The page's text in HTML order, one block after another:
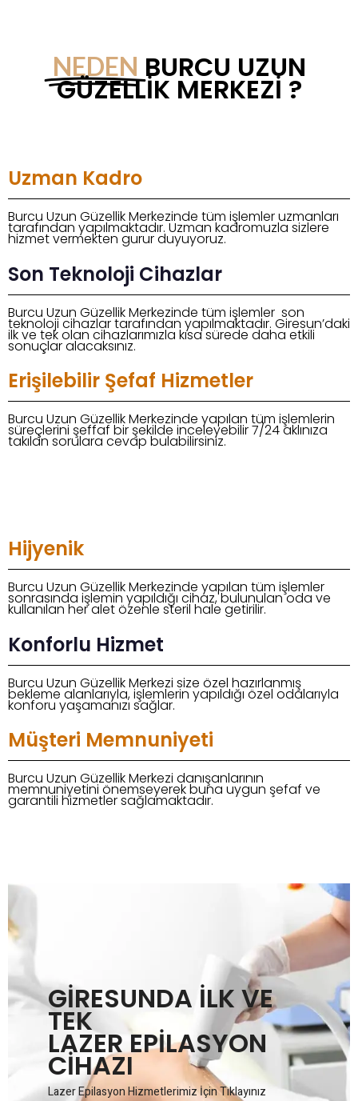
NEDEN BURCU UZUN
GÜZELLIK MERKEZI ?
Uzman Kadro
Burcu Uzun Güzellik Merkezinde tüm işlemler uzmanları
tarafından yapılmaktadır. Uzman kadromuzla sizlere
hizmet vermekten gurur duyuyoruz.
Son Teknoloji Cihazlar
Burcu Uzun Güzellik Merkezinde tüm işlemler son
teknoloji cihazlar tarafından yapılmaktadır. Giresun’daki
ilk ve tek olan cihazlarımızla kısa sürede daha etkili
sonuçlar alacaksınız.
Erişilebilir Şefaf Hizmetler
Burcu Uzun Güzellik Merkezinde yapılan tüm işlemlerin
süreçlerini şeffaf bir şekilde inceleyebilir 7/24 aklınıza
takılan sorulara cevap bulabilirsiniz.
Hijyenik
Burcu Uzun Güzellik Merkezinde yapılan tüm işlemler
sonrasında işlemin yapıldığı cihaz, bulunulan oda ve
kullanılan her alet özenle steril hale getirilir.
Konforlu Hizmet
Burcu Uzun Güzellik Merkezi size özel hazırlanmış
bekleme alanlarıyla, işlemlerin yapıldığı özel odalarıyla
konforu yaşamanızı sağlar.
Müşteri Memnuniyeti
Burcu Uzun Güzellik Merkezi danışanlarının
memnuniyetini önemseyerek buna uygun şefaf ve
garantili hizmetler sağlamaktadır.
GİRESUNDA İLK VE
TEK
LAZER EPİLASYON
CİHAZI
Lazer Epilasyon Hizmetlerimiz İçin Tıklayınız